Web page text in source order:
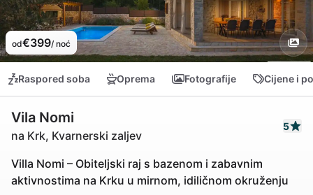
od€399/ noć
Raspored soba Oprema Fotografije Cijene i
Vila Nomi
na Krk, Kvarnerski zaljev
5
Villa Nomi – Obiteljski raj s bazenom i zabavnim
aktivnostima na Krku u mirnom, idiličnom okruženju